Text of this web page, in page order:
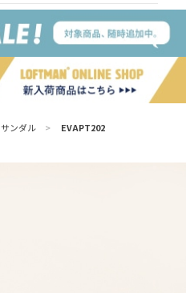
サンダル > EVAPT202